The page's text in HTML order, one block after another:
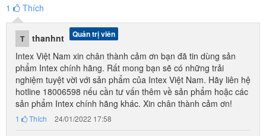
1
Thích
T thanhnt Quản trị viên
Intex Việt Nam xin chân thành cảm ơn bạn đã tin dùng sản
phẩm Intex chính hãng. Rất mong bạn sẽ có những trải
nghiệm tuyệt vời với sản phẩm của Intex Việt Nam. Hãy liên hệ
hotline 18006598 nếu cần tư vấn thêm về sản phẩm hoặc các
sản phẩm Intex chính hãng khác. Xin chân thành cảm ơn!
1 Thích 24/01/2022 17:58